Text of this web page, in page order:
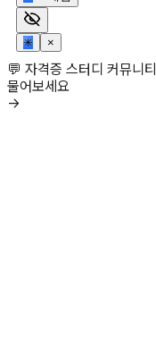
✳ ×
💬 자격증 스터디 커뮤니티
물어보세요
→